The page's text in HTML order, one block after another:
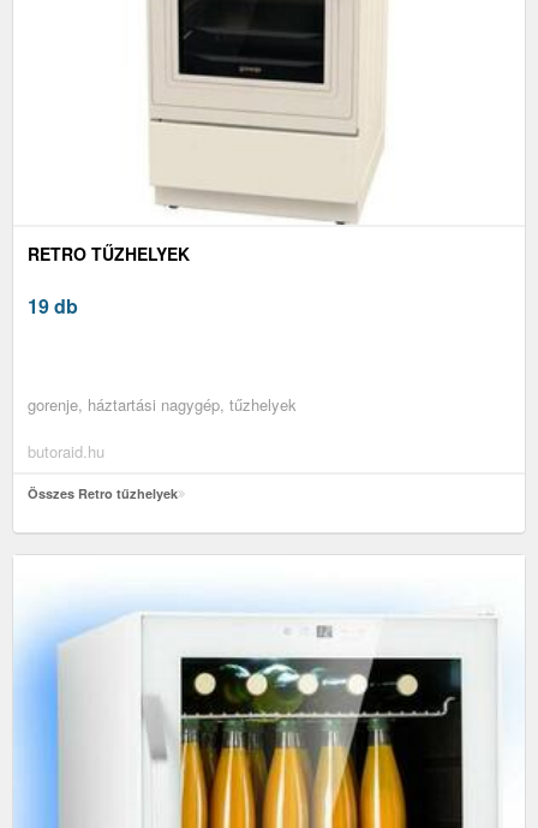
RETRO TŰZHELYEK
19 db
gorenje, háztartási nagygép, tűzhelyek
butoraid.hu
Összes Retro tűzhelyek